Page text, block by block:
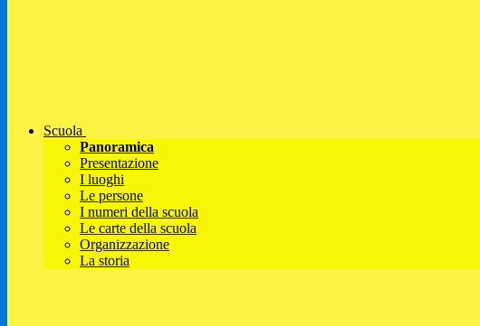
Scuola
Panoramica
Presentazione
I luoghi
Le persone
I numeri della scuola
Le carte della scuola
Organizzazione
La storia